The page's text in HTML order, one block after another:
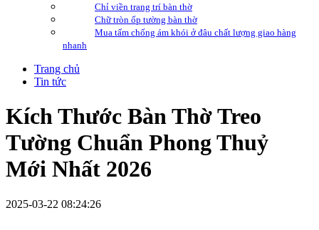
Chỉ viền trang trí bàn thờ
Chữ tròn ốp tường bàn thờ
Mua tấm chống ám khói ở đâu chất lượng giao hàng
nhanh
Trang chủ
Tin tức
Kích Thước Bàn Thờ Treo
Tường Chuẩn Phong Thuỷ
Mới Nhất 2026
2025-03-22 08:24:26